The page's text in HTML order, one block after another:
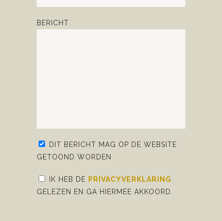
BERICHT
DIT BERICHT MAG OP DE WEBSITE
GETOOND WORDEN
IK HEB DE PRIVACYVERKLARING
GELEZEN EN GA HIERMEE AKKOORD.